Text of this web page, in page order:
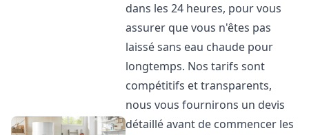
dans les 24 heures, pour vous
assurer que vous n'êtes pas
laissé sans eau chaude pour
longtemps. Nos tarifs sont
compétitifs et transparents,
nous vous fournirons un devis
détaillé avant de commencer les